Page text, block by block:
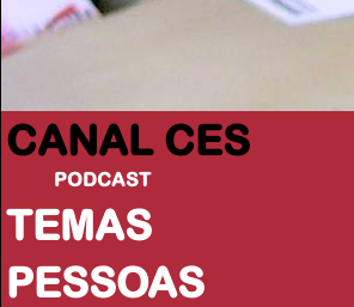
CANAL CES
PODCAST
TEMAS
PESSOAS